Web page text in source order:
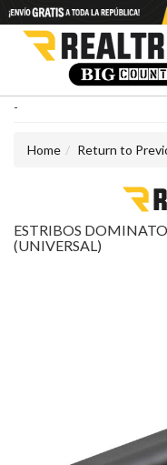
-
Home Return to
ESTRIBOS
(UNIVERSAL)